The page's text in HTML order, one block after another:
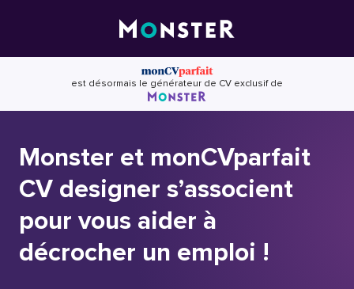
est désormais le générateur de CV exclusif de
Monster et monCVparfait
CV designer s’associent
pour vous aider à
décrocher un emploi !